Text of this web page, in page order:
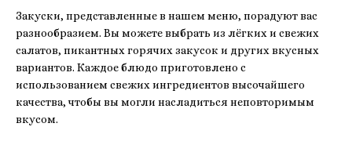
Закуски, представленные в нашем меню, порадуют вас
разнообразием. Вы можете выбрать из лёгких и свежих
салатов, пикантных горячих закусок и других вкусных
вариантов. Каждое блюдо приготовлено с
использованием свежих ингредиентов высочайшего
качества, чтобы вы могли насладиться неповторимым
вкусом.